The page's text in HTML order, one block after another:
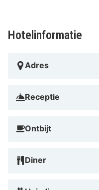
Hotelinformatie
Adres
Receptie
Ontbijt
Diner